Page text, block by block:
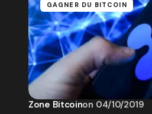
GAGNER DU BITCOIN
Zone Bitcoinon 04/10/2019